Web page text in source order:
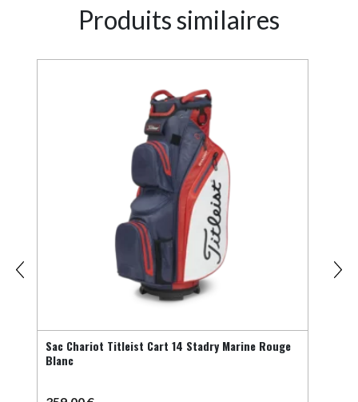
Produits similaires
Sac Chariot Titleist Cart 14 Stadry Marine Rouge
Blanc